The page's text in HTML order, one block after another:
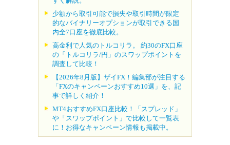
少額から取引可能で損失や取引時間が限定
的なバイナリーオプションが取引できる国
内全7口座を徹底比較。
高金利で人気のトルコリラ。 約30のFX口座
の「トルコリラ/円」のスワップポイントを
調査して比較！
【2026年8月版】ザイFX！編集部が注目する
「FXのキャンペーンおすすめ10選」を、記
事で詳しく紹介！
MT4おすすめFX口座比較！「スプレッド」
や「スワップポイント」で比較して一覧表
に！お得なキャンペーン情報も掲載中。